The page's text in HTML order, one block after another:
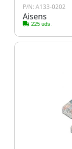
P/N: A133-0202
Aisens
225 uds.